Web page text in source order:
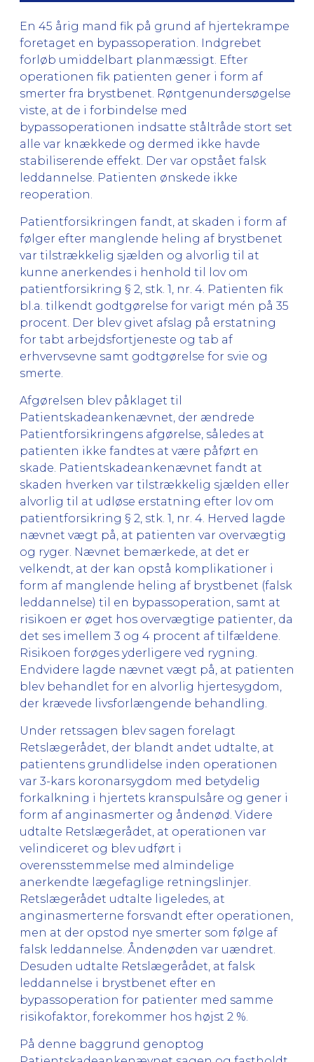
En 45 årig mand fik på grund af hjertekrampe
foretaget en bypassoperation. Indgrebet
forløb umiddelbart planmæssigt. Efter
operationen fik patienten gener i form af
smerter fra brystbenet. Røntgenundersøgelse
viste, at de i forbindelse med
bypassoperationen indsatte ståltråde stort set
alle var knækkede og dermed ikke havde
stabiliserende effekt. Der var opstået falsk
leddannelse. Patienten ønskede ikke
reoperation.
Patientforsikringen fandt, at skaden i form af
følger efter manglende heling af brystbenet
var tilstrækkelig sjælden og alvorlig til at
kunne anerkendes i henhold til lov om
patientforsikring § 2, stk. 1, nr. 4. Patienten fik
bl.a. tilkendt godtgørelse for varigt mén på 35
procent. Der blev givet afslag på erstatning
for tabt arbejdsfortjeneste og tab af
erhvervsevne samt godtgørelse for svie og
smerte.
Afgørelsen blev påklaget til
Patientskadeankenævnet, der ændrede
Patientforsikringens afgørelse, således at
patienten ikke fandtes at være påført en
skade. Patientskadeankenævnet fandt at
skaden hverken var tilstrækkelig sjælden eller
alvorlig til at udløse erstatning efter lov om
patientforsikring § 2, stk. 1, nr. 4. Herved lagde
nævnet vægt på, at patienten var overvægtig
og ryger. Nævnet bemærkede, at det er
velkendt, at der kan opstå komplikationer i
form af manglende heling af brystbenet (falsk
leddannelse) til en bypassoperation, samt at
risikoen er øget hos overvægtige patienter, da
det ses imellem 3 og 4 procent af tilfældene.
Risikoen forøges yderligere ved rygning.
Endvidere lagde nævnet vægt på, at patienten
blev behandlet for en alvorlig hjertesygdom,
der krævede livsforlængende behandling.
Under retssagen blev sagen forelagt
Retslægerådet, der blandt andet udtalte, at
patientens grundlidelse inden operationen
var 3-kars koronarsygdom med betydelig
forkalkning i hjertets kranspulsåre og gener i
form af anginasmerter og åndenød. Videre
udtalte Retslægerådet, at operationen var
velindiceret og blev udført i
overensstemmelse med almindelige
anerkendte lægefaglige retningslinjer.
Retslægerådet udtalte ligeledes, at
anginasmerterne forsvandt efter operationen,
men at der opstod nye smerter som følge af
falsk leddannelse. Åndenøden var uændret.
Desuden udtalte Retslægerådet, at falsk
leddannelse i brystbenet efter en
bypassoperation for patienter med samme
risikofaktor, forekommer hos højst 2 %.
På denne baggrund genoptog